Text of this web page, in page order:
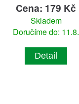
Cena: 179 Kč
Skladem
Doručíme do: 11.8.
Detail